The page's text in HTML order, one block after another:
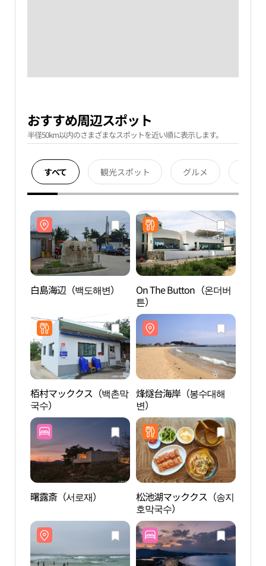
おすすめ周辺スポット
半径50km以内のさまざまなスポットを近い順に表示します。
すべて 観光スポット グルメ
白島海辺（백도해변）
On The Button（온더버
튼）
栢村マッククス（백촌막
국수）
烽燧台海岸（봉수대해
변）
曙露斎（서로재）
松池湖マッククス（송지
호막국수）